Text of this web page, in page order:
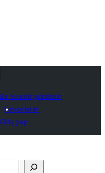
Bir eklenti gönderin
Favorilerim
Giriş yap